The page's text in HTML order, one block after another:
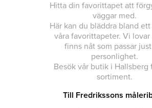
Hitta din favorittapet att
väggar med.
Här kan du bläddra bland
våra favorittapeter. Vi
finns nåt som passar
personlighet.
Besök vår butik i Hallsberg
sortiment.
Till Fredrikssons